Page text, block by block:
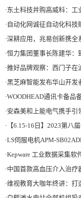
·东土科技并购高威科：工
· 自动化网诚征自动化科
·深耕应用，兆易创新携全
·恒力集团董事长陈建华：致力于打造全球行业
·推好品牌观察：西门子在
·黑芝麻智能发布华山开发
·WOODHEAD通讯卡备品备件
·安森美和上能电气携手引领可持续能源应用
· 【6.15-16日】2023第八
·LS伺服电机APM-
·Kepware 工业数据采集软
·中国首款高血压介入治疗
·维视教育大咖年终讲：打